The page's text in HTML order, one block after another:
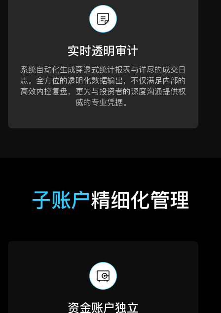
实时透明审计
系统自动化生成穿透式统计报表与详尽的成交日
志。全方位的透明化数据输出，不仅满足内部的
高效内控复盘，更为与投资者的深度沟通提供权
威的专业凭据。
子账户精细化管理
资金账户独立